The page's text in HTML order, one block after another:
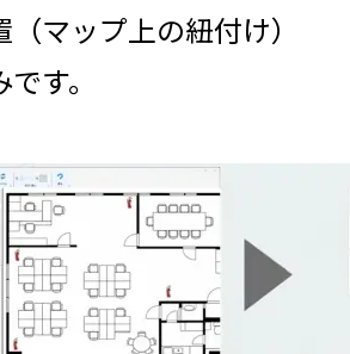
マップ上の紐付け）
す。